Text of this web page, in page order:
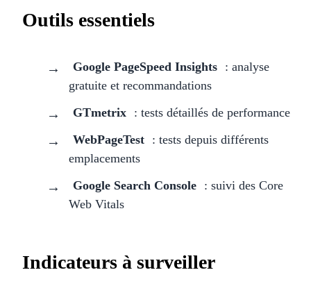
Outils essentiels
Google PageSpeed Insights : analyse
gratuite et recommandations
GTmetrix : tests détaillés de performance
WebPageTest : tests depuis différents
emplacements
Google Search Console : suivi des Core
Web Vitals
Indicateurs à surveiller